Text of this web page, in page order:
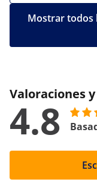
Mostrar todos
Valoraciones
4.8